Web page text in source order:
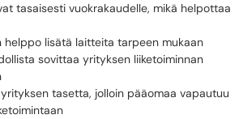
tasaisesti vuokrakaudelle, mikä helpottaa
helppo lisätä laitteita tarpeen mukaan
sovittaa yrityksen liiketoiminnan
tasetta, jolloin pääomaa vapautuu